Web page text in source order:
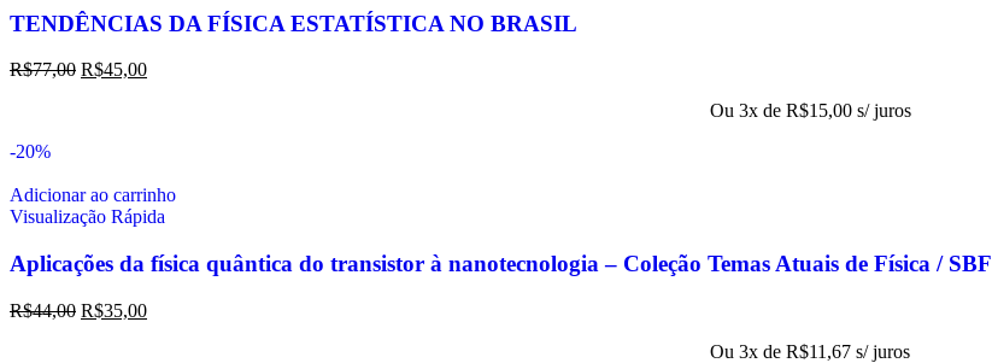
TENDÊNCIAS DA FÍSICA ESTATÍSTICA NO BRASIL
R$77,00 R$45,00
Ou 3x de R$15,00 s/ juros
-20%
Adicionar ao carrinho
Visualização Rápida
Aplicações da física quântica do transistor à nanotecnologia – Coleção Temas Atuais de Física / SBF
R$44,00 R$35,00
Ou 3x de R$11,67 s/ juros